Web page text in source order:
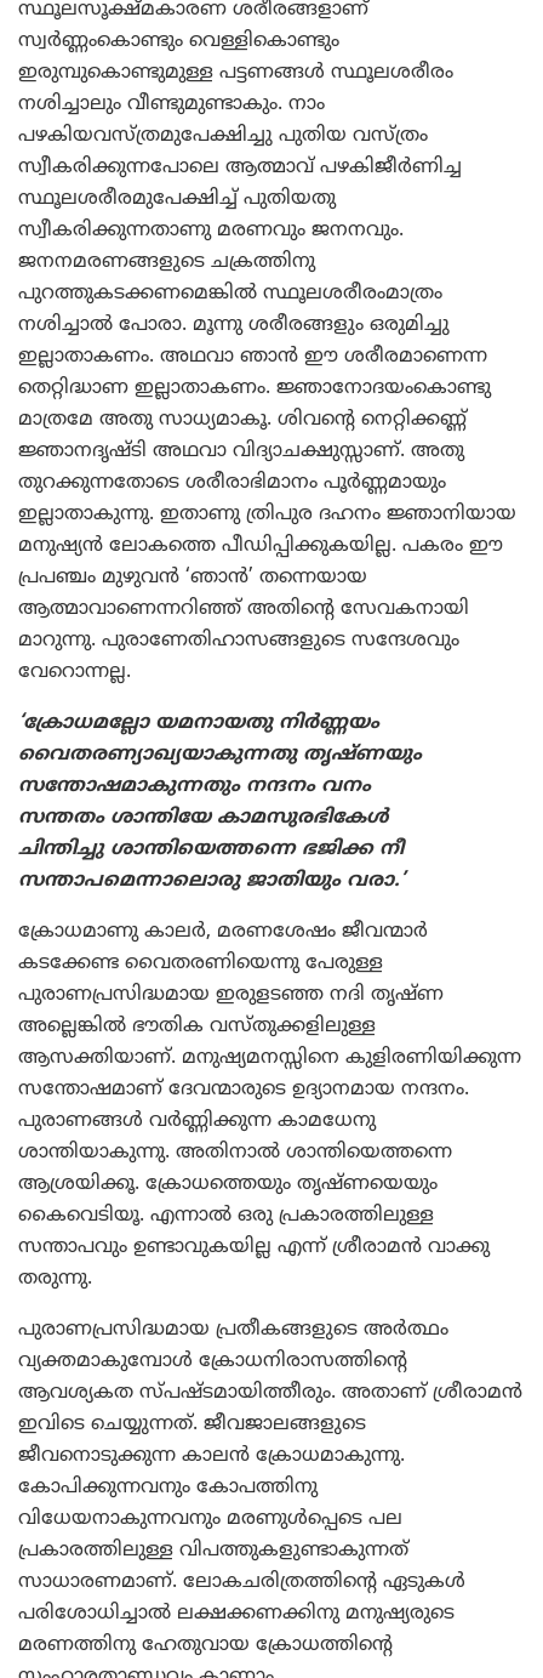
സ്ഥൂലസൂക്ഷ്മകാരണ ശരീരങ്ങളാണ്
സ്വര്‍ണ്ണംകൊണ്ടും വെള്ളികൊണ്ടും
ഇരുമ്പുകൊണ്ടുമുള്ള പട്ടണങ്ങള്‍ സ്ഥൂലശരീരം
നശിച്ചാലും വീണ്ടുമുണ്ടാകും. നാം
പഴകിയവസ്ത്രമുപേക്ഷിച്ചു പുതിയ വസ്ത്രം
സ്വീകരിക്കുന്നപോലെ ആത്മാവ് പഴകിജീര്‍ണിച്ച
സ്ഥൂലശരീരമുപേക്ഷിച്ച് പുതിയതു
സ്വീകരിക്കുന്നതാണു മരണവും ജനനവും.
ജനനമരണങ്ങളുടെ ചക്രത്തിനു
പുറത്തുകടക്കണമെങ്കില്‍ സ്ഥൂലശരീരംമാത്രം
നശിച്ചാല്‍ പോരാ. മൂന്നു ശരീരങ്ങളും ഒരുമിച്ചു
ഇല്ലാതാകണം. അഥവാ ഞാന്‍ ഈ ശരീരമാണെന്ന
തെറ്റിദ്ധാണ ഇല്ലാതാകണം. ജ്ഞാനോദയംകൊണ്ടു
മാത്രമേ അതു സാധ്യമാകൂ. ശിവന്റെ നെറ്റിക്കണ്ണ്
ജ്ഞാനദൃഷ്ടി അഥവാ വിദ്യാചക്ഷുസ്സാണ്. അതു
തുറക്കുന്നതോടെ ശരീരാഭിമാനം പൂര്‍ണ്ണമായും
ഇല്ലാതാകുന്നു. ഇതാണു ത്രിപുര ദഹനം ജ്ഞാനിയായ
മനുഷ്യന്‍ ലോകത്തെ പീഡിപ്പിക്കുകയില്ല. പകരം ഈ
പ്രപഞ്ചം മുഴുവന്‍ ‘ഞാന്‍’ തന്നെയായ
ആത്മാവാണെന്നറിഞ്ഞ് അതിന്റെ സേവകനായി
മാറുന്നു. പുരാണേതിഹാസങ്ങളുടെ സന്ദേശവും
വേറൊന്നല്ല.
‘ക്രോധമല്ലോ യമനായതു നിര്‍ണ്ണയം
വൈതരണ്യാഖ്യയാകുന്നതു തൃഷ്ണയും
സന്തോഷമാകുന്നതും നന്ദനം വനം
സന്തതം ശാന്തിയേ കാമസുരഭികേള്‍
ചിന്തിച്ചു ശാന്തിയെത്തന്നെ ഭജിക്ക നീ
സന്താപമെന്നാലൊരു ജാതിയും വരാ.’
ക്രോധമാണു കാലര്‍, മരണശേഷം ജീവന്മാര്‍
കടക്കേണ്ട വൈതരണിയെന്നു പേരുള്ള
പുരാണപ്രസിദ്ധമായ ഇരുളടഞ്ഞ നദി തൃഷ്ണ
അല്ലെങ്കില്‍ ഭൗതിക വസ്തുക്കളിലുള്ള
ആസക്തിയാണ്. മനുഷ്യമനസ്സിനെ കുളിരണിയിക്കുന്ന
സന്തോഷമാണ് ദേവന്മാരുടെ ഉദ്യാനമായ നന്ദനം.
പുരാണങ്ങള്‍ വര്‍ണ്ണിക്കുന്ന കാമധേനു
ശാന്തിയാകുന്നു. അതിനാല്‍ ശാന്തിയെത്തന്നെ
ആശ്രയിക്കൂ. ക്രോധത്തെയും തൃഷ്ണയെയും
കൈവെടിയൂ. എന്നാല്‍ ഒരു പ്രകാരത്തിലുള്ള
സന്താപവും ഉണ്ടാവുകയില്ല എന്ന് ശ്രീരാമന്‍ വാക്കു
തരുന്നു.
പുരാണപ്രസിദ്ധമായ പ്രതീകങ്ങളുടെ അര്‍ത്ഥം
വ്യക്തമാകുമ്പോള്‍ ക്രോധനിരാസത്തിന്റെ
ആവശ്യകത സ്പഷ്ടമായിത്തീരും. അതാണ് ശ്രീരാമന്‍
ഇവിടെ ചെയ്യുന്നത്. ജീവജാലങ്ങളുടെ
ജീവനൊടുക്കുന്ന കാലന്‍ ക്രോധമാകുന്നു.
കോപിക്കുന്നവനും കോപത്തിനു
വിധേയനാകുന്നവനും മരണുള്‍പ്പെടെ പല
പ്രകാരത്തിലുള്ള വിപത്തുകളുണ്ടാകുന്നത്
സാധാരണമാണ്. ലോകചരിത്രത്തിന്റെ ഏടുകള്‍
പരിശോധിച്ചാല്‍ ലക്ഷക്കണക്കിനു മനുഷ്യരുടെ
മരണത്തിനു ഹേതുവായ ക്രോധത്തിന്റെ